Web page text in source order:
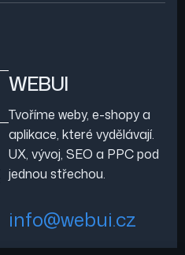
WEBUI
Tvoříme weby, e-shopy a
aplikace, které vydělávají.
UX, vývoj, SEO a PPC pod
jednou střechou.
info@webui.cz